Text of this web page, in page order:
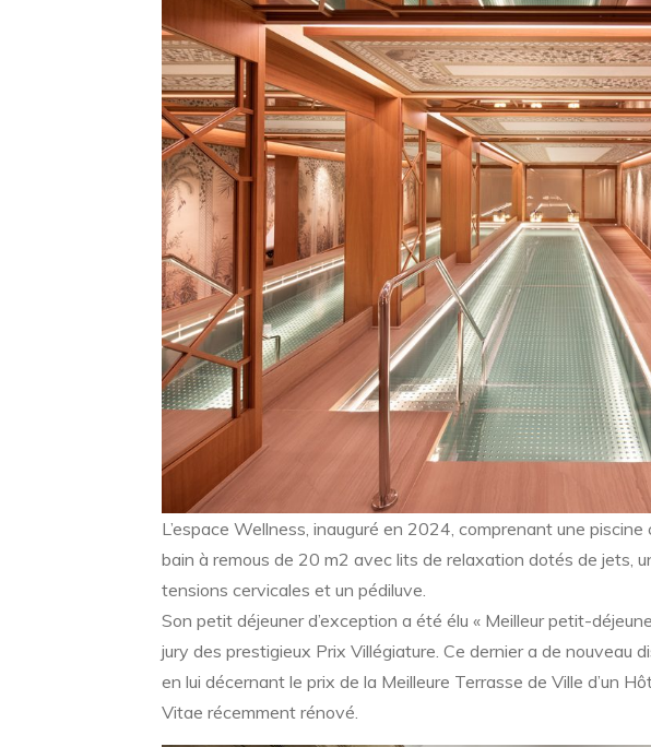
L’espace Wellness, inauguré en 2024, comprenant une
bain à remous de 20 m2 avec lits de relaxation dotés de jets,
tensions cervicales et un pédiluve.
Son petit déjeuner d’exception a été élu « Meilleur petit-
jury des prestigieux Prix Villégiature. Ce dernier a de nouveau
en lui décernant le prix de la Meilleure Terrasse de Ville d’un
Vitae récemment rénové.